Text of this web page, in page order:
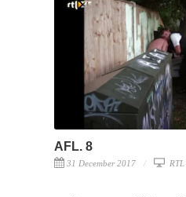
AFL. 8
31 December 2017